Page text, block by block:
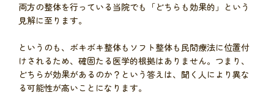
両方の整体を行っている当院でも「どちらも効果的」という
見解に至ります。
というのも、ボキボキ整体もソフト整体も民間療法に位置付
けされるため、確固たる医学的根拠はありません。つまり、
どちらが効果があるのか？という答えは、聞く人により異な
る可能性が高いことになります。